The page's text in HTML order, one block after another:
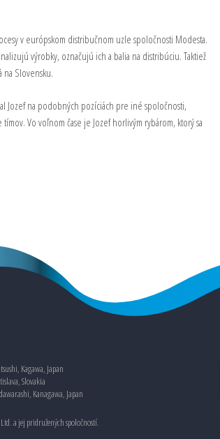
v európskom distribučnom uzle spoločnosti Modesta.
výrobky, označujú ich a balia na distribúciu. Taktiež
na Slovensku.
Jozef na podobných pozíciách pre iné spoločnosti,
Vo voľnom čase je Jozef horlivým rybárom, ktorý sa
Kagawa, Japan
Slovakia
Kanagawa, Japan
a jej pridružených spoločností.